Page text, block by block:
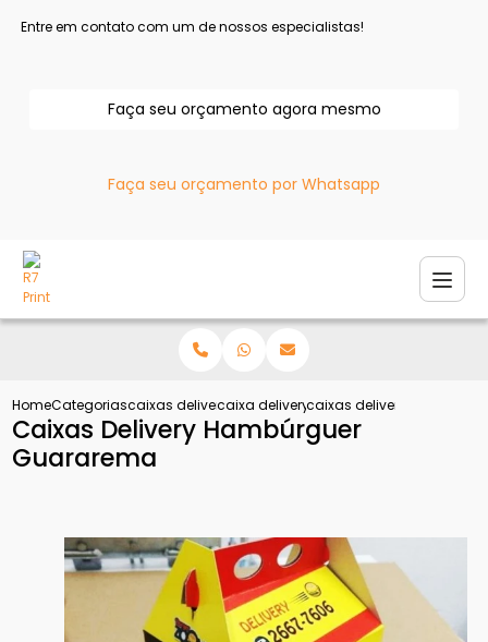
Entre em contato com um de nossos especialistas!
Faça seu orçamento agora mesmo
Faça seu orçamento por Whatsapp
HomeCategoriascaixas deliverycaixa delivery hamburguer
caixas delivery
Caixas Delivery Hambúrguer
Guararema